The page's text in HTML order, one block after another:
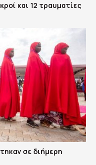
και 12 τραυματίες
σε διήμερη